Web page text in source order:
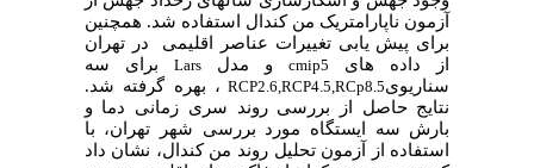
آزمون ناپارامتریک من کندال استفاده شد. همچنین
برای پیش یابی تغییرات عناصر اقلیمی در تهران
از داده های
cmip5 و مدلLars برای سه
سناریویRCP2.6,RCP4.5,RCp8.5 ، بهره گرفته شد.
نتایج حاصل از بررسی روند سری زمانی دما و
بارش سه ایستگاه مورد بررسی شهر تهران، با
استفاده از آزمون تحلیل روند من کندال، نشان داد